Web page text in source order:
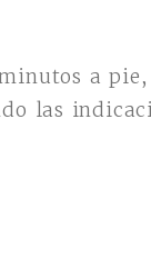
a
las